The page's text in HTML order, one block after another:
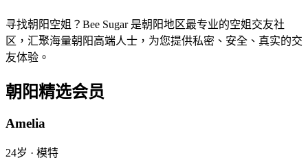
寻找朝阳空姐？Bee Sugar 是朝阳地区最专业的空姐交友社
区，汇聚海量朝阳高端人士，为您提供私密、安全、真实的交
友体验。
朝阳精选会员
Amelia
24岁 · 模特